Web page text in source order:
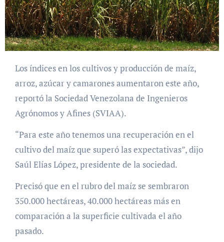
Los índices en los cultivos y producción de maíz,
arroz, azúcar y camarones aumentaron este año,
reportó la Sociedad Venezolana de Ingenieros
Agrónomos y Afines (SVIAA).
“Para este año tenemos una recuperación en el
cultivo del maíz que superó las expectativas”, dijo
Saúl Elías López, presidente de la sociedad.
Precisó que en el rubro del maíz se sembraron
350.000 hectáreas, 40.000 hectáreas más en
comparación a la superficie cultivada el año
pasado.